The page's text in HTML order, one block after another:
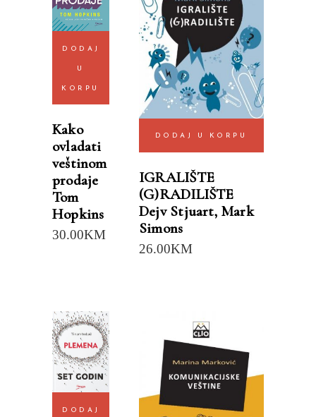
DODAJ
U
KORPU
Kako
ovladati
veštinom
prodaje
Tom
Hopkins
30.00KM
DODAJ U KORPU
IGRALIŠTE
(G)RADILIŠTE
Dejv Stjuart, Mark
Simons
26.00KM
DODAJ